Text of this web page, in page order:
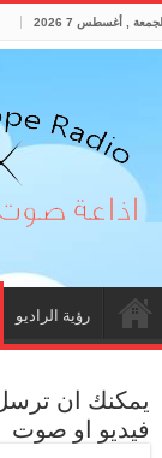
الجمعة , أغسطس 7 2026
رؤية الراديو
يمكنك ان
فيديو او صوت